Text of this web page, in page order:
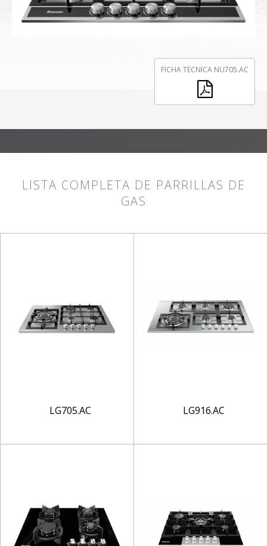
FICHA TECNICA NU705.AC
LISTA COMPLETA DE PARRILLAS DE
GAS
LG705.AC LG916.AC